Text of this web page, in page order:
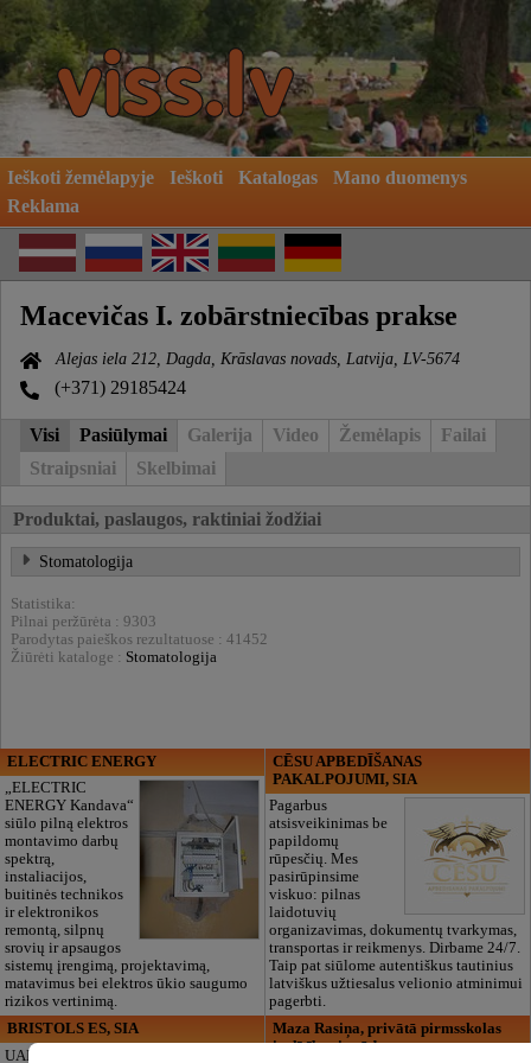
Ieškoti žemėlapyje Ieškoti Katalogas
Mano duomenys
Reklama
Macevičas I. zobārstniecības prakse
Alejas iela 212, Dagda, Krāslavas novads, Latvija, LV-5674
(+371) 29185424
Visi Pasiūlymai Galerija Video Žemėlapis
Failai
Straipsniai
Skelbimai
Produktai, paslaugos, raktiniai žodžiai
Stomatologija
Statistika:
Pilnai peržūrėta : 9303
Parodytas paieškos rezultatuose : 41452
Žiūrėti kataloge : Stomatologija
ELECTRIC ENERGY
„ELECTRIC
ENERGY Kandava“
siūlo pilną elektros
montavimo darbų
spektrą,
instaliacijos,
buitinės technikos
ir elektronikos
remontą, silpnų
srovių ir apsaugos
sistemų įrengimą, projektavimą,
matavimus bei elektros ūkio saugumo
rizikos vertinimą.
CĒSU APBEDĪŠANAS
PAKALPOJUMI, SIA
Pagarbus
atsisveikinimas be
papildomų
rūpesčių. Mes
pasirūpinsime
viskuo: pilnas
laidotuvių
organizavimas, dokumentų tvarkymas,
transportas ir reikmenys. Dirbame 24/7.
Taip pat siūlome autentiškus tautinius
latviškus užtiesalus velionio atminimui
pagerbti.
BRISTOLS ES, SIA
UAB „Bristols ES“
Maza Rasiņa, privātā pirmsskolas
izglītības iestāde